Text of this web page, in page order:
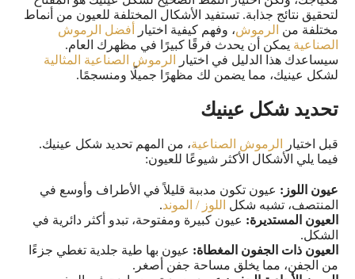
لتحقيق نتائج جذابة. تستفيد الأشكال المختلفة للعيون من أنماط
مختلفة من الرموش، وفهم كيفية اختيار
أفضل الرموش
الصناعية يمكن أن يحدث فرقًا كبيرًا في مظهرك العام.
سيساعدك هذا الدليل في اختيار
الرموش الصناعية المثالية
لشكل عينيك، مما يضمن لك مظهرًا جميلًا ومنسجمًا.
تحديد شكل عينيك
قبل اختيار الرموش الصناعية، من المهم تحديد شكل عينيك.
فيما يلي الأشكال الأكثر شيوعًا للعيون:
عيون اللوز: عيون تكون مدببة قليلاً في الأطراف وأوسع في
المنتصف، تشبه شكل اللوز / الموند.
العيون المستديرة: عيون كبيرة ومفتوحة، تبدو أكثر دائرية في
الشكل.
العيون ذات الجفون المغطاة: عيون بها طية جلدية تغطي جزءًا
من الجفن، مما يخلق مساحة جفن أصغر.